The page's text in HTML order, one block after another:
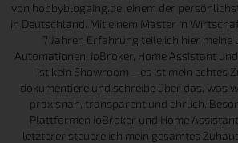
von hobbyblogging.de, einem der
in Deutschland. Mit einem Master in
7 Jahren Erfahrung teile ich hier meine
Automationen, ioBroker, Home Assistant
ist kein Showroom – es ist mein echtes
dokumentiere und schreibe über das, was
praxisnah, transparent und ehrlich.
Plattformen ioBroker und Home
letzterer steuere ich mein gesamtes